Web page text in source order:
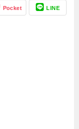
Pocket LINE